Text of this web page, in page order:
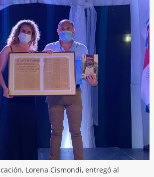
Lorena Cismondi, entregó al